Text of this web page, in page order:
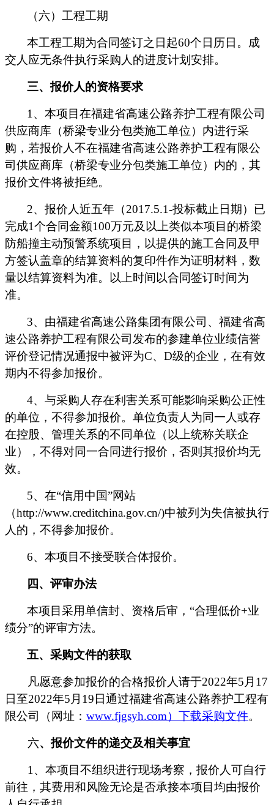
（六）工程工期
本工程工期为合同签订之日起60个日历日 。 成
交人 应无条件执行采购人 的进度计划安排。
三、报价人的资格要求
1 、 本项目在福建省高速公路养护工程有限公司
供应商库（桥梁专业分包类施工单位）内进行采
购，若报价人不在福建省高速公路养护工程有限公
司供应商库（桥梁专业分包类施工单位）内的，其
报价文件将被拒绝。
2、报价人近五年（201 7.5.1-投标截止日期）已
完成1个合同金额100万元及以上类似本项目的桥梁
防船撞主动预警系统项目，以提供的施工合同及甲
方签认盖章的结算资料的复印件作为证明材料，数
量以结算资料为准。以上时间以合同签订时间为
准。
3、由福建省高速公路集团有限公司、福建省高
速公路养护工程有限公司发布的参建单位业绩信誉
评价登记情况通报中被评为C、 D级的企业，在有效
期内不得参加报价。
4、与采购人存在利害关系可能影响采购公正性
的单位，不得参加报价。单位负责人为同一人或存
在控股、管理关系的不同单位（以上统称关联企
业），不得对同一合同进行报价，否则其报价均无
效。
5、在“信用中国”网站
（http://www.creditchina.gov.cn/)中被列为失信被执行
人的，不得参加报价。
6、本项目不接受联合体报价。
四、评审办法
本项目采用单信封、资格后审， “合理低价+业
绩分”的评审方法。
五、 采购文件的获取
凡愿意参加报价的合格报价人请于2022年5 月 17
日至2022年5 月 19日通过福建省高速公路养护工程有
限公司（网址： www.fjgsyh.com）下载采购文件。
六、报价文件的递交及相关事宜
1 、本项目不组织进行现场考察，报价人可自行
前往，其费用和风险无论是否承接本项目均由报价